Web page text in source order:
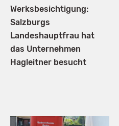
Werksbesichtigung:
Salzburgs
Landeshauptfrau hat
das Unternehmen
Hagleitner besucht